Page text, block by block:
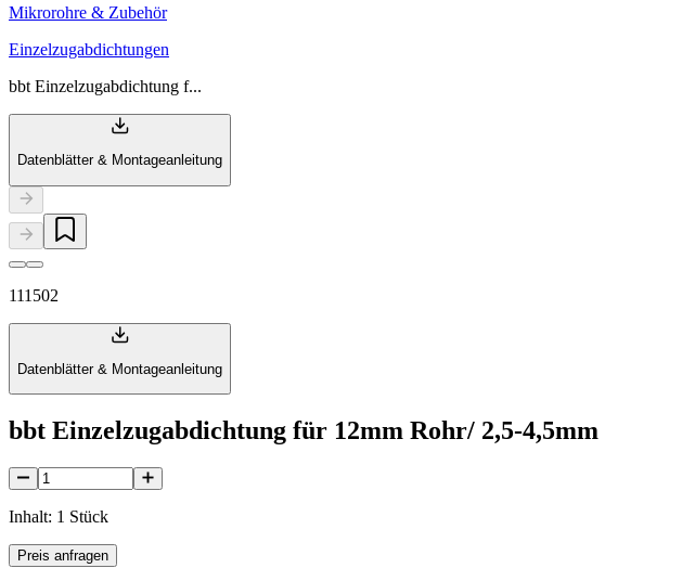
Mikrorohre & Zubehör
Einzelzugabdichtungen
bbt Einzelzugabdichtung f...
Datenblätter & Montageanleitung
111502
Datenblätter & Montageanleitung
bbt Einzelzugabdichtung für 12mm Rohr/ 2,5-4,5mm
Inhalt: 1 Stück
Preis anfragen